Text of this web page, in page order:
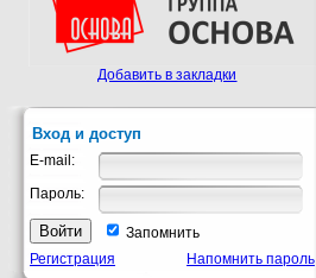
Добавить в закладки
Вход и доступ
E-mail:
Пароль:
Запомнить
Регистрация
Напомнить пароль